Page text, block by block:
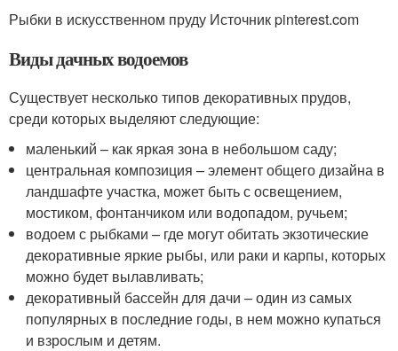
Рыбки в искусственном пруду Источник pinterest.com
Виды дачных водоемов
Существует несколько типов декоративных прудов,
среди которых выделяют следующие:
маленький – как яркая зона в небольшом саду;
центральная композиция – элемент общего дизайна в
ландшафте участка, может быть с освещением,
мостиком, фонтанчиком или водопадом, ручьем;
водоем с рыбками – где могут обитать экзотические
декоративные яркие рыбы, или раки и карпы, которых
можно будет вылавливать;
декоративный бассейн для дачи – один из самых
популярных в последние годы, в нем можно купаться
и взрослым и детям.